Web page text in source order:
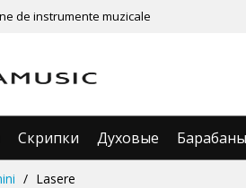
de instrumente muzicale
Скрипки Духовые Барабаны
Lasere